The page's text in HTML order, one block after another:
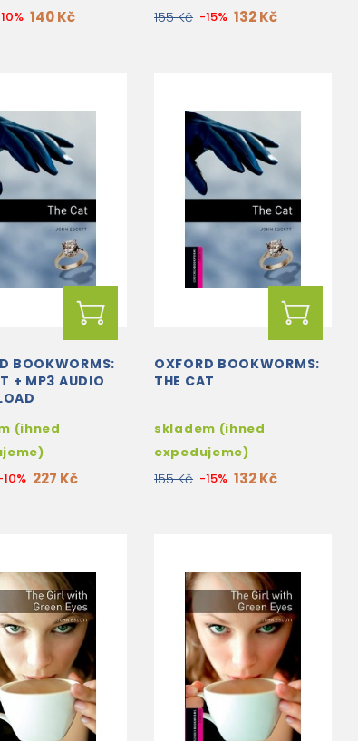
140 Kč 155 Kč -15% 132 Kč
BOOKWORMS:
+ MP3 AUDIO
(ihned
227 Kč
OXFORD BOOKWORMS:
THE CAT
skladem (ihned
expedujeme)
155 Kč -15% 132 Kč